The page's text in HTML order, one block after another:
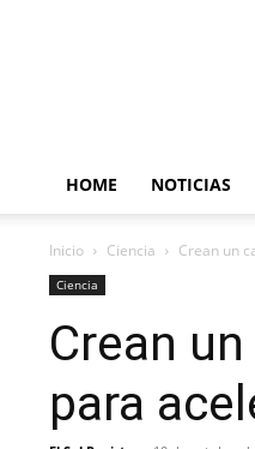
HOME NOTICIAS
Inicio Ciencia Crean un
Ciencia
Crean
para